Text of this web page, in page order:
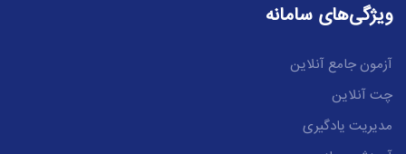
ویژگی‌های سامانه
آزمون جامع آنلاین
چت آنلاین
مدیریت یادگیری